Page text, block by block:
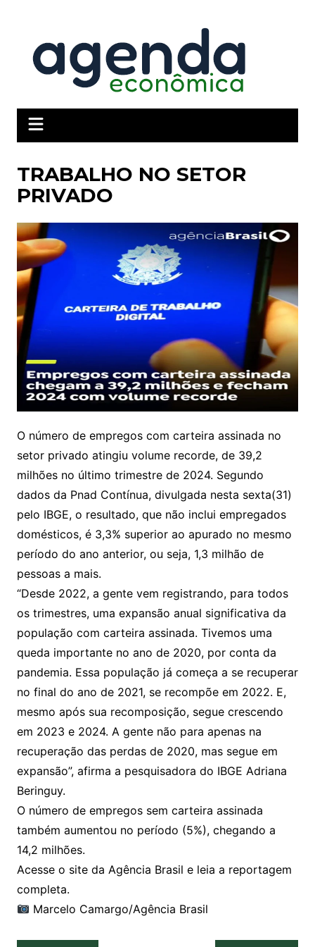
conteúdo
TRABALHO NO SETOR
PRIVADO
O número de empregos com carteira assinada no
setor privado atingiu volume recorde, de 39,2
milhões no último trimestre de 2024. Segundo
dados da Pnad Contínua, divulgada nesta sexta(31)
pelo IBGE, o resultado, que não inclui empregados
domésticos, é 3,3% superior ao apurado no mesmo
período do ano anterior, ou seja, 1,3 milhão de
pessoas a mais.
“Desde 2022, a gente vem registrando, para todos
os trimestres, uma expansão anual significativa da
população com carteira assinada. Tivemos uma
queda importante no ano de 2020, por conta da
pandemia. Essa população já começa a se recuperar
no final do ano de 2021, se recompõe em 2022. E,
mesmo após sua recomposição, segue crescendo
em 2023 e 2024. A gente não para apenas na
recuperação das perdas de 2020, mas segue em
expansão”, afirma a pesquisadora do IBGE Adriana
Beringuy.
O número de empregos sem carteira assinada
também aumentou no período (5%), chegando a
14,2 milhões.
Acesse o site da Agência Brasil e leia a reportagem
completa.
Marcelo Camargo/Agência Brasil